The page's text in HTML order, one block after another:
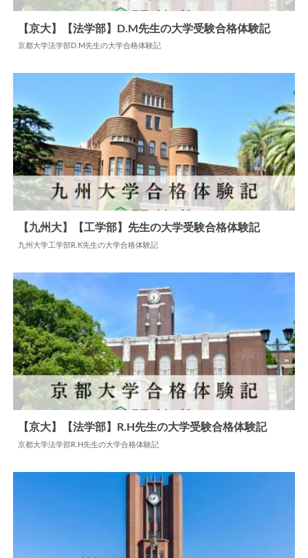
【京大】【法学部】D.M先生の大学受験合格体験記
京都大学法学部D.M先生の大学合格体験記
【九州大】【工学部】先生の大学受験合格体験記
九州大学工学部R.K先生の大学合格体験記
【京大】【法学部】R.H先生の大学受験合格体験記
京都大学法学部R.H先生の大学合格体験記